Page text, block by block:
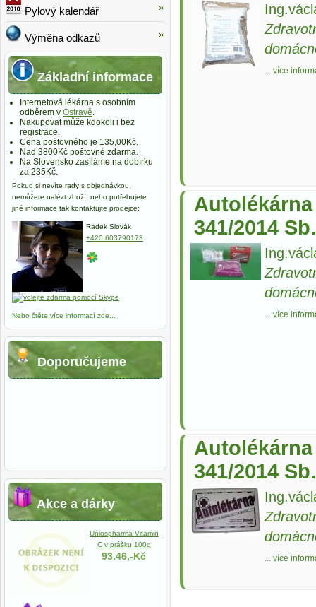
... více
341/2014 Sb.
... více
341/2014 Sb.
... více
Pylový kalendář
Výměna odkazů
Základní informace
Internetová lékárna s osobním
odběrem v Ostravě.
Nakupovat může kdokoli i bez
registrace.
Cena poštovného je 135,00Kč.
Nad 3800Kč poštovné zdarma.
Na Slovensko zasíláme na dobírku
za 235Kč.
Pokud si nevíte rady s objednávkou,
nemůžete nalézt zboží, nebo potřebujete
jiné informace tak kontaktujte prodejce:
Radek Slovák
+420 603790173
Nebo čtěte více informací zde...
Doporučujeme
Akce a dárky
Uniospharma Vitamin
C v prášku 100g
93.46,-Kč